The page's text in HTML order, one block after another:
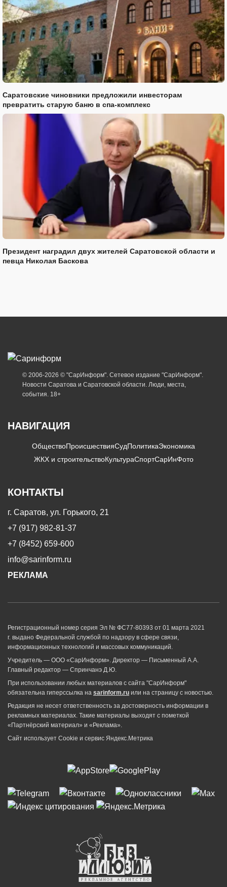
Саратовские чиновники предложили инвесторам
превратить старую баню в спа-комплекс
Президент наградил двух жителей Саратовской области и
певца Николая Баскова
© 2006-2026 © "СарИнформ". Сетевое издание "СарИнформ".
Новости Саратова и Саратовской области. Люди, места,
события. 18+
НАВИГАЦИЯ
ОбществоПроисшествияСудПолитикаЭкономика
ЖКХ и строительствоКультураСпортСарИнФото
КОНТАКТЫ
г. Саратов, ул. Горького, 21
+7 (917) 982-81-37
+7 (8452) 659-600
info@sarinform.ru
РЕКЛАМА
Регистрационный номер серия Эл № ФС77-80393 от 01 марта 2021
г. выдано Федеральной службой по надзору в сфере связи,
информационных технологий и массовых коммуникаций.
Учредитель — ООО «СарИнформ». Директор — Письменный А.А.
Главный редактор — Спринчанэ Д.Ю.
При использовании любых материалов с сайта "СарИнформ"
обязательна гиперссылка на sarinform.ru или на страницу с новостью.
Редакция не несет ответственность за достоверность информации в
рекламных материалах. Такие материалы выходят с пометкой
«Партнёрский материал» и «Реклама».
Сайт использует Cookie и сервиc Яндекс.Метрика